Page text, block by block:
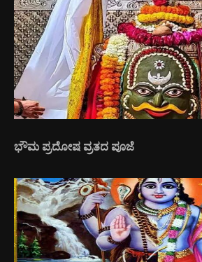
ಭೌಮ ಪ್ರದೋಷ ವ್ರತದ ಪೂಜೆ